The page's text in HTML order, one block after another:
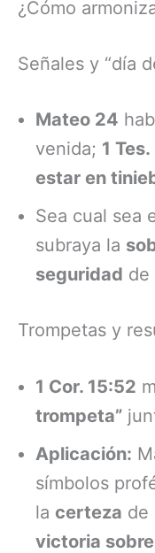
¿Cómo
Señales y “día
Mateo 24
venida; 1 Tes.
estar en
Sea cual sea
subraya la
seguridad de
Trompetas y
1 Cor. 15:52
trompeta”
Aplicación:
símbolos
la certeza de
victoria